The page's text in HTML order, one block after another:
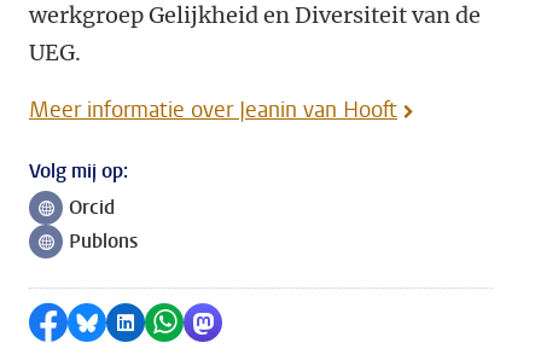
werkgroep Gelijkheid en Diversiteit van de
UEG.
Meer informatie over Jeanin van Hooft
Volg mij op:
Volg ons op
Orcid
Volg ons op
Publons
Delen op Facebook
Delen via Bluesky
Delen op LinkedIn
Delen via WhatsApp
Delen via Mastodon